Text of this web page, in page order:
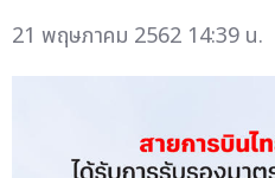
21 พฤษภาคม 2562 14:39 น.